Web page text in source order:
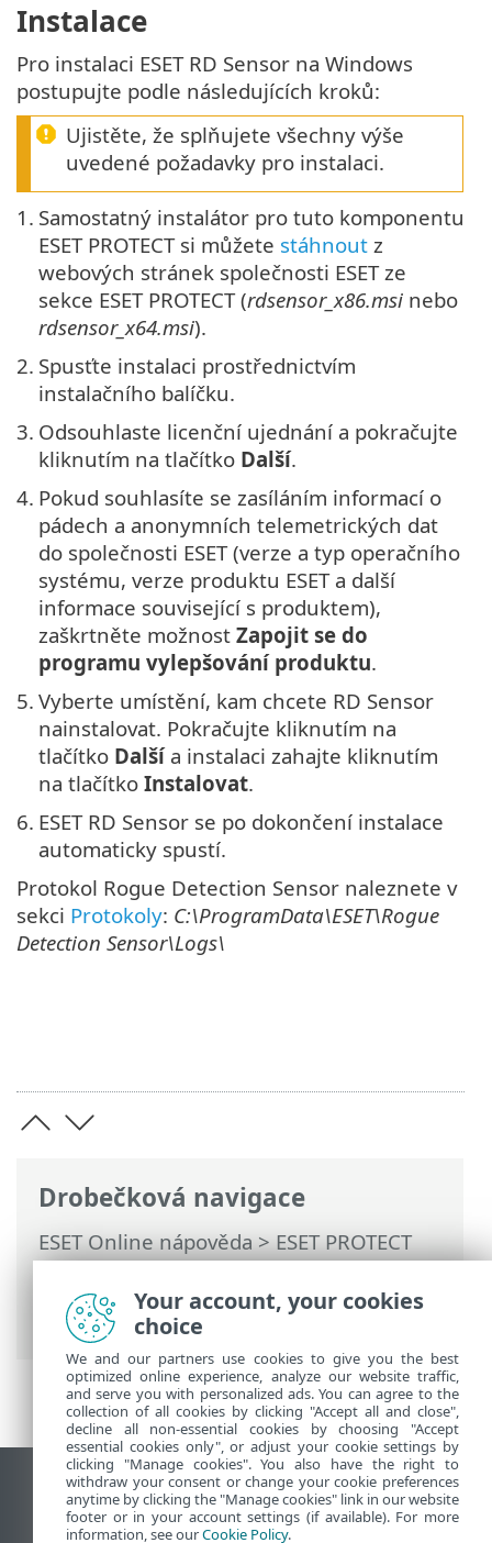
Drobečková navigace
ESET Online nápověda>ESET PROTECT
On-Prem>Instalace>Komponenty
instalované na Windows> Instalace ESET
RD Sensor na Windows
Instalace
Pro instalaci ESET RD Sensor na Windows
postupujte podle následujících kroků:
Ujistěte, že splňujete všechny výše
uvedené požadavky pro instalaci.
1. Samostatný instalátor pro tuto komponentu
ESET PROTECT si můžete stáhnout z
webových stránek společnosti ESET ze
sekce ESET PROTECT (rdsensor_x86.msi nebo
rdsensor_x64.msi).
2. Spusťte instalaci prostřednictvím
instalačního balíčku.
3. Odsouhlaste licenční ujednání a pokračujte
kliknutím na tlačítko Další.
4. Pokud souhlasíte se zasíláním informací o
pádech a anonymních telemetrických dat
do společnosti ESET (verze a typ operačního
systému, verze produktu ESET a další
informace související s produktem),
zaškrtněte možnost Zapojit se do
programu vylepšování produktu.
5. Vyberte umístění, kam chcete RD Sensor
nainstalovat. Pokračujte kliknutím na
tlačítko Dalšía instalaci zahajte kliknutím
na tlačítko Instalovat.
6. ESET RD Sensor se po dokončení instalace
automaticky spustí.
Protokol Rogue Detection Sensor naleznete v
sekci Protokoly: C:\ProgramData\ESET\Rogue
Detection Sensor\Logs\
Zobrazit verzi pro počítač
End of Life
Your account, your cookies
choice
We and our partners use cookies to give you the best
optimized online experience, analyze our website traffic,
and serve you with personalized ads. You can agree to the
collection of all cookies by clicking "Accept all and close",
decline all non-essential cookies by choosing "Accept
essential cookies only", or adjust your cookie settings by
clicking "Manage cookies". You also have the right to
withdraw your consent or change your cookie preferences
anytime by clicking the "Manage cookies" link in our website
footer or in your account settings (if available). For more
information, see ourCookie Policy.